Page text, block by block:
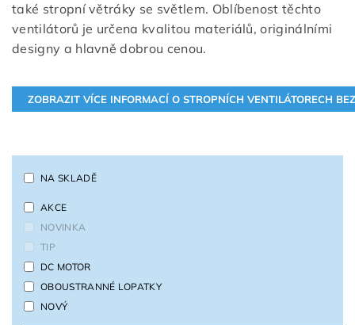
také stropní větráky se světlem. Oblíbenost těchto
ventilátorů je určena kvalitou materiálů, originálními
designy a hlavně dobrou cenou.
NA SKLADĚ
AKCE
NOVINKA
TIP
DC MOTOR
OBOUSTRANNÉ LOPATKY
NOVÝ